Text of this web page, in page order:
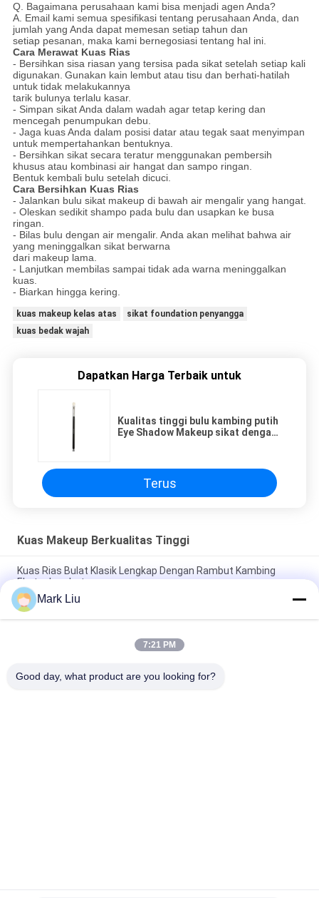
Q. Bagaimana perusahaan kami bisa menjadi agen Anda?
A. Email kami semua spesifikasi tentang perusahaan Anda, dan
jumlah yang Anda dapat memesan setiap tahun dan
setiap pesanan, maka kami bernegosiasi tentang hal ini.
Cara Merawat Kuas Rias
- Bersihkan sisa riasan yang tersisa pada sikat setelah setiap kali
digunakan. Gunakan kain lembut atau tisu dan berhati-hatilah
untuk tidak melakukannya
tarik bulunya terlalu kasar.
- Simpan sikat Anda dalam wadah agar tetap kering dan
mencegah penumpukan debu.
- Jaga kuas Anda dalam posisi datar atau tegak saat menyimpan
untuk mempertahankan bentuknya.
- Bersihkan sikat secara teratur menggunakan pembersih
khusus atau kombinasi air hangat dan sampo ringan.
Bentuk kembali bulu setelah dicuci.
Cara Bersihkan Kuas Rias
- Jalankan bulu sikat makeup di bawah air mengalir yang hangat.
- Oleskan sedikit shampo pada bulu dan usapkan ke busa
ringan.
- Bilas bulu dengan air mengalir. Anda akan melihat bahwa air
yang meninggalkan sikat berwarna
dari makeup lama.
- Lanjutkan membilas sampai tidak ada warna meninggalkan
kuas.
- Biarkan hingga kering.
kuas makeup kelas atas
sikat foundation penyangga
kuas bedak wajah
Dapatkan Harga Terbaik untuk
Kualitas tinggi bulu kambing putih
Eye Shadow Makeup sikat dengan
Terus
Kuas Makeup Berkualitas Tinggi
Kuas Rias Bulat Klasik Lengkap Dengan Rambut Kambing
Ekstra Lembut
Vonira Beauty Kuas Rias Rambut Kambing Besar Kipas /
Pegangan Kayu Kuas Rias Kelas Atas
Kuas Rias Rambut Kambing Sheer Sangat Lembut Dengan
Mark Liu
7:21 PM
Good day, what product are you looking for?